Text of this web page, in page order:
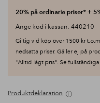
20% på ordinarie priser* +
Ange kod i kassan: 440210
Giltig vid köp över 1500 kr
nedsatta priser. Gäller ej på
"Alltid lågt pris". Se fullständiga
Produktdeklaration